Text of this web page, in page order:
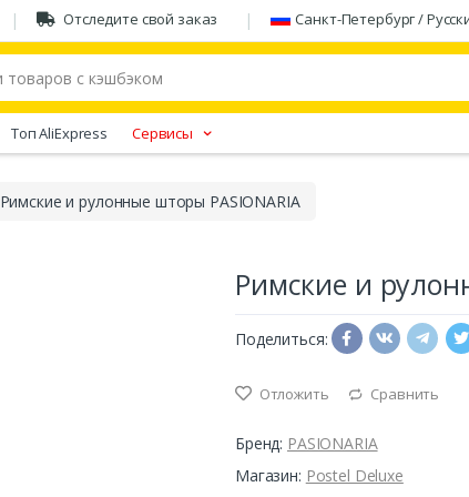
Отследите свой заказ Санкт-Петербург /
Tоп AliExpress Сервисы
Римские и рулонные шторы PASIONARIA
Римские и
Поделиться:
Отложить Сравнить
Бренд: PASIONARIA
Магазин: Postel Deluxe